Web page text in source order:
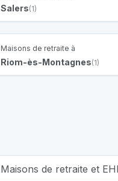
Salers(1)
Maisons de retraite à
Riom-ès-Montagnes(1)
Maisons de retraite et